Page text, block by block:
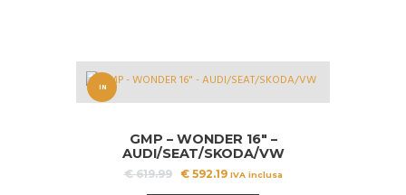
IN
GMP – WONDER 16″ –
AUDI/SEAT/SKODA/VW
€619.99
Il
€592.19IlIVA inclusa